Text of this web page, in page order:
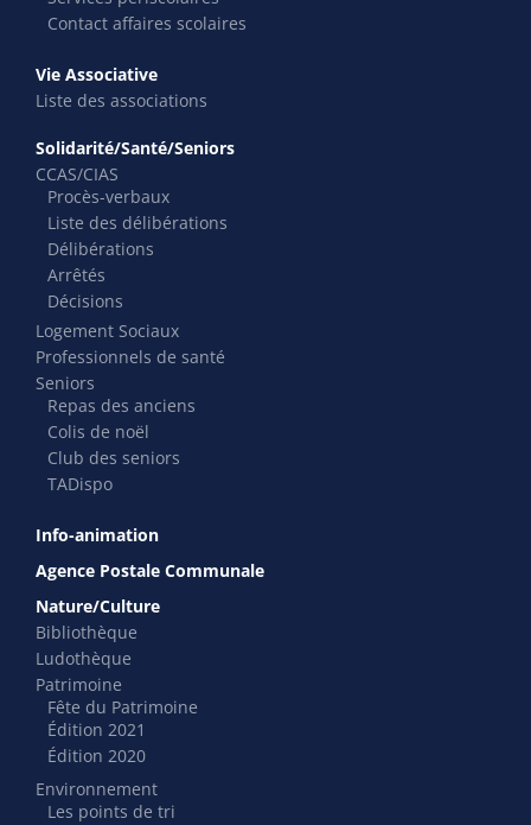
Contact affaires scolaires
Vie Associative
Liste des associations
Solidarité/Santé/Seniors
CCAS/CIAS
Procès-verbaux
Liste des délibérations
Délibérations
Arrêtés
Décisions
Logement Sociaux
Professionnels de santé
Seniors
Repas des anciens
Colis de noël
Club des seniors
TADispo
Info-animation
Agence Postale Communale
Nature/Culture
Bibliothèque
Ludothèque
Patrimoine
Fête du Patrimoine
Édition 2021
Édition 2020
Environnement
Les points de tri